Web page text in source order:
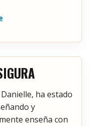
ha estado
y
enseña con